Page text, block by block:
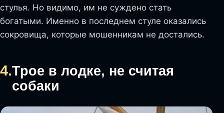
стулья. Но видимо, им не суждено стать
богатыми. Именно в последнем стуле оказались
сокровища, которые мошенникам не достались.
4.Трое в лодке, не считая
собаки